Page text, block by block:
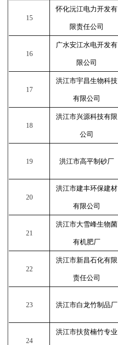
15
怀化沅江电力开发有
限责任公司
16
广水安江水电开发有
限公司
17
洪江市宇昌生物科技
有限公司
18
洪江市兴源科技有限
公司
19 洪江市高平制砂厂
20
洪江市建丰环保建材
有限公司
21
洪江市大雪峰生物菌
有机肥厂
22
洪江市新昌石化有限
责任公司
23 洪江市白龙竹制品厂
24
洪江市扶贫楠竹专业